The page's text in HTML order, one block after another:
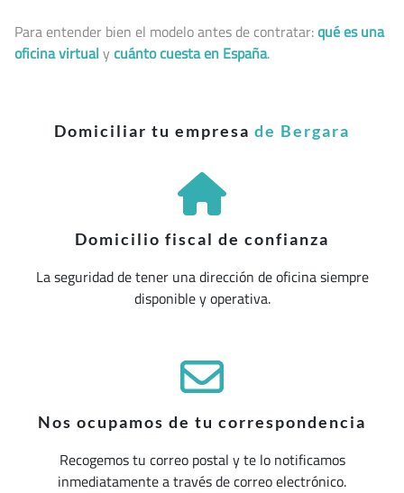
Para entender bien el modelo antes de contratar:qué es una
oficina virtual ycuánto cuesta en España.
Domiciliar tu empresa de Bergara
Domicilio fiscal de confianza
La seguridad de tener una dirección de oficina siempre
disponible y operativa.
Nos ocupamos de tu correspondencia
Recogemos tu correo postal y te lo notificamos
inmediatamente a través de correo electrónico.